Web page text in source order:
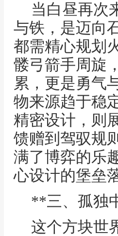
当白昼再次
与铁，是迈向
都需精心规划
髅弓箭手周旋
累，更是勇气
物来源趋于稳
精密设计，则
馈赠到驾驭规
满了博弈的乐
心设计的堡垒
**三、孤独
这个方块世